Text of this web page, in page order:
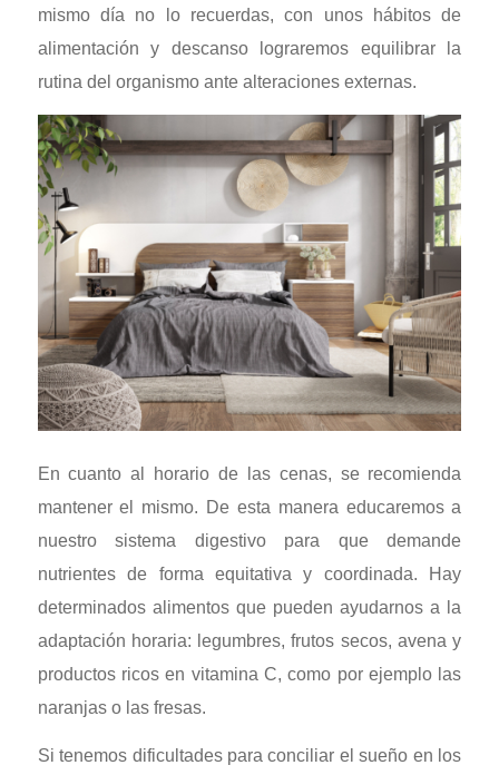
mismo día no lo recuerdas, con unos hábitos de
alimentación y descanso lograremos equilibrar la
rutina del organismo ante alteraciones externas.
En cuanto al horario de las cenas, se recomienda
mantener el mismo. De esta manera educaremos a
nuestro sistema digestivo para que demande
nutrientes de forma equitativa y coordinada. Hay
determinados alimentos que pueden ayudarnos a la
adaptación horaria: legumbres, frutos secos, avena y
productos ricos en vitamina C, como por ejemplo las
naranjas o las fresas.
Si tenemos dificultades para conciliar el sueño en los